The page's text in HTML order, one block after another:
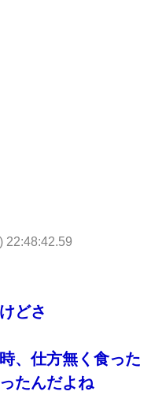
22:48:42.59
どさ
、仕方無く食った
たんだよね